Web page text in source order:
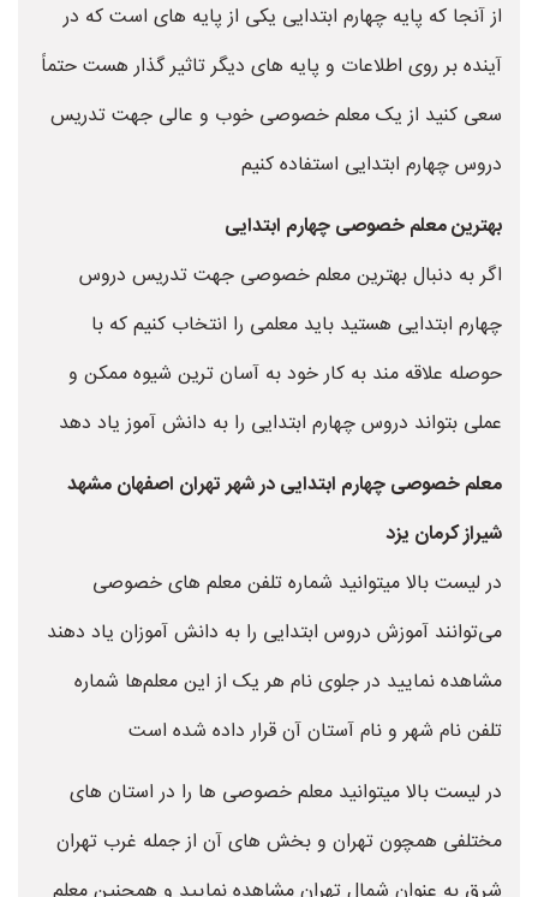
از آنجا که پایه چهارم ابتدایی یکی از پایه های است که در
آینده بر روی اطلاعات و پایه های دیگر تاثیر گذار هست حتماً
سعی کنید از یک معلم خصوصی خوب و عالی جهت تدریس
دروس چهارم ابتدایی استفاده کنیم
بهترین معلم خصوصی چهارم ابتدایی
اگر به دنبال بهترین معلم خصوصی جهت تدریس دروس
چهارم ابتدایی هستید باید معلمی را انتخاب کنیم که با
حوصله علاقه مند به کار خود به آسان ترین شیوه ممکن و
عملی بتواند دروس چهارم ابتدایی را به دانش آموز یاد دهد
معلم خصوصی چهارم ابتدایی در شهر تهران اصفهان مشهد
شیراز کرمان یزد
در لیست بالا میتوانید شماره تلفن معلم های خصوصی
می‌توانند آموزش دروس ابتدایی را به دانش آموزان یاد دهند
مشاهده نمایید در جلوی نام هر یک از این معلم‌ها شماره
تلفن نام شهر و نام آستان آن قرار داده شده است
در لیست بالا میتوانید معلم خصوصی ها را در استان های
مختلفی همچون تهران و بخش های آن از جمله غرب تهران